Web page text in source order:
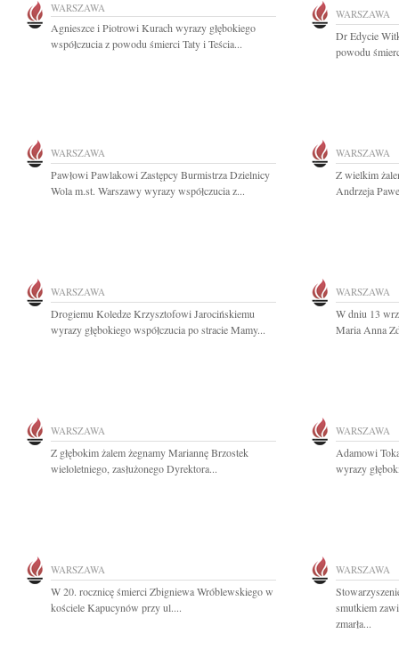
WARSZAWA
Agnieszce i Piotrowi Kurach wyrazy głębokiego
współczucia z powodu śmierci Taty i Teścia...
WARSZAWA
Dr Edycie
powodu
WARSZAWA
Pawłowi Pawlakowi Zastępcy Burmistrza Dzielnicy
Wola m.st. Warszawy wyrazy współczucia z...
WARSZAWA
Z wielkim
Andrzeja
WARSZAWA
Drogiemu Koledze Krzysztofowi Jarocińskiemu
wyrazy głębokiego współczucia po stracie Mamy...
WARSZAWA
W dniu 13
Maria Anna
WARSZAWA
Z głębokim żalem żegnamy Mariannę Brzostek
wieloletniego, zasłużonego Dyrektora...
WARSZAWA
Adamowi
wyrazy
WARSZAWA
W 20. rocznicę śmierci Zbigniewa Wróblewskiego w
kościele Kapucynów przy ul....
WARSZAWA
smutkiem
zmarła...